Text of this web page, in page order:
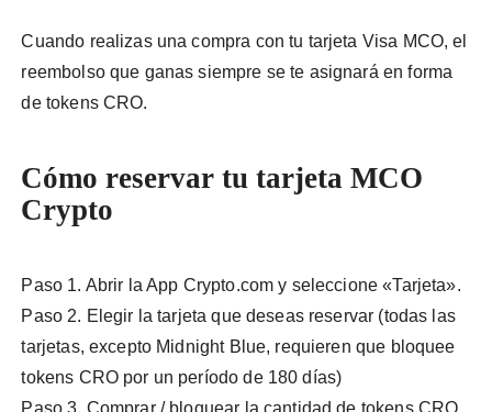
Cuando realizas una compra con tu tarjeta Visa MCO, el
reembolso que ganas siempre se te asignará en forma
de tokens CRO.
Cómo reservar tu tarjeta MCO
Crypto
Paso 1. Abrir la App Crypto.com y seleccione «Tarjeta».
Paso 2. Elegir la tarjeta que deseas reservar (todas las
tarjetas, excepto Midnight Blue, requieren que bloquee
tokens CRO por un período de 180 días)
Paso 3. Comprar / bloquear la cantidad de tokens CRO